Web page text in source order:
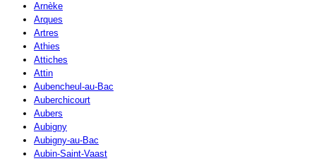
Arnèke
Arques
Artres
Athies
Attiches
Attin
Aubencheul-au-Bac
Auberchicourt
Aubers
Aubigny
Aubigny-au-Bac
Aubin-Saint-Vaast